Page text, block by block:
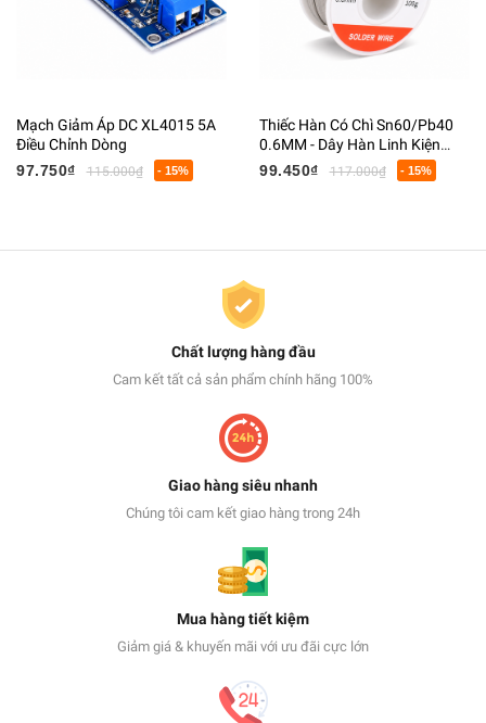
Mạch Giảm Áp DC XL4015 5A
Điều Chỉnh Dòng
97.750₫
115.000₫ - 15%
Thiếc Hàn Có Chì Sn60/Pb40
0.6MM - Dây Hàn Linh Kiện
Điện Tử Có Lõi Flux
99.450₫ 117.000₫ - 15%
Chất lượng hàng đầu
Cam kết tất cả sản phẩm chính hãng 100%
Giao hàng siêu nhanh
Chúng tôi cam kết giao hàng trong 24h
Mua hàng tiết kiệm
Giảm giá & khuyến mãi với ưu đãi cực lớn